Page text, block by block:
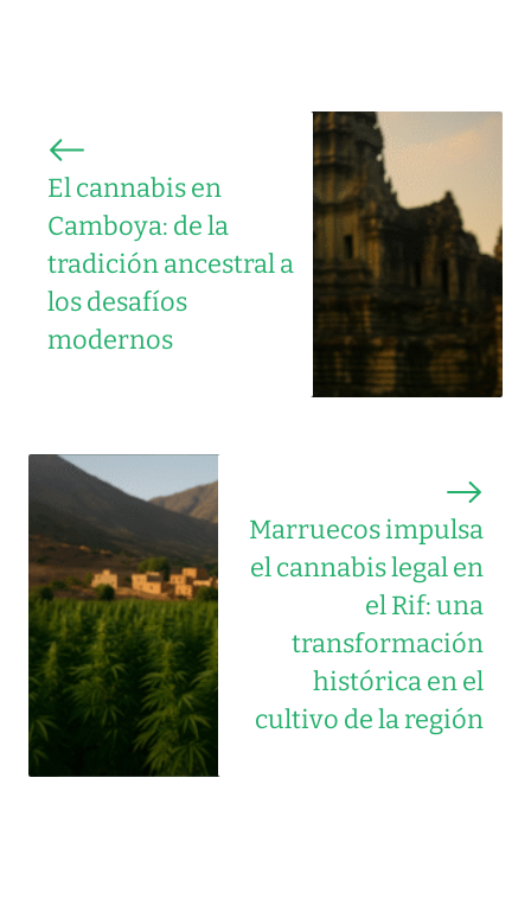
El cannabis en
Camboya: de la
tradición ancestral a
los desafíos
modernos
Marruecos impulsa
el cannabis legal en
el Rif: una
transformación
histórica en el
cultivo de la región